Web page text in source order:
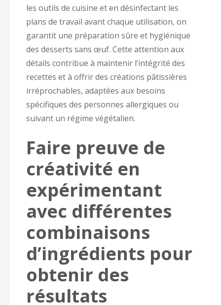
les outils de cuisine et en désinfectant les
plans de travail avant chaque utilisation, on
garantit une préparation sûre et hygiénique
des desserts sans œuf. Cette attention aux
détails contribue à maintenir l’intégrité des
recettes et à offrir des créations pâtissières
irréprochables, adaptées aux besoins
spécifiques des personnes allergiques ou
suivant un régime végétalien.
Faire preuve de
créativité en
expérimentant
avec différentes
combinaisons
d’ingrédients pour
obtenir des
résultats